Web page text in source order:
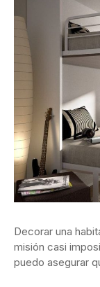
Decorar una
misión casi
puedo asegurar